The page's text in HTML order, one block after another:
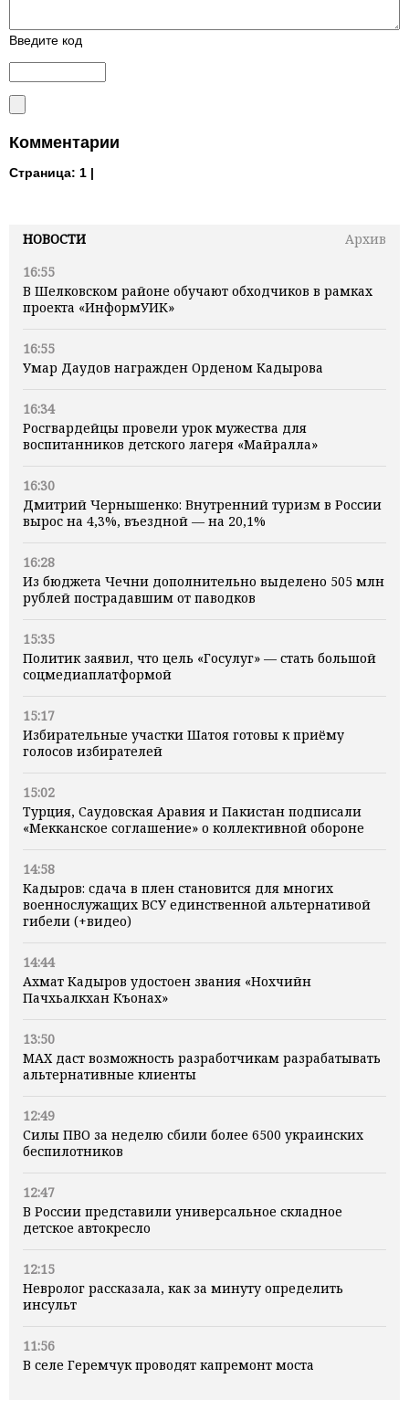
НОВОСТИ
Архив
16:55
В Шелковском районе обучают обходчиков в рамках
проекта «ИнформУИК»
16:55
Умар Даудов награжден Орденом Кадырова
16:34
Росгвардейцы провели урок мужества для
воспитанников детского лагеря «Майралла»
16:30
Дмитрий Чернышенко: Внутренний туризм в России
вырос на 4,3%, въездной — на 20,1%
16:28
Из бюджета Чечни дополнительно выделено 505 млн
рублей пострадавшим от паводков
15:35
Политик заявил, что цель «Госулуг» — стать большой
соцмедиаплатформой
15:17
Избирательные участки Шатоя готовы к приёму
голосов избирателей
15:02
Турция, Саудовская Аравия и Пакистан подписали
«Мекканское соглашение» о коллективной обороне
14:58
Кадыров: сдача в плен становится для многих
военнослужащих ВСУ единственной альтернативой
гибели (+видео)
14:44
Ахмат Кадыров удостоен звания «Нохчийн
Пачхьалкхан Къонах»
13:50
MAX даст возможность разработчикам разрабатывать
альтернативные клиенты
12:49
Силы ПВО за неделю сбили более 6500 украинских
беспилотников
12:47
В России представили универсальное складное
детское автокресло
12:15
Невролог рассказала, как за минуту определить
инсульт
11:56
В селе Геремчук проводят капремонт моста
Введите код
Комментарии
Страница: 1 |